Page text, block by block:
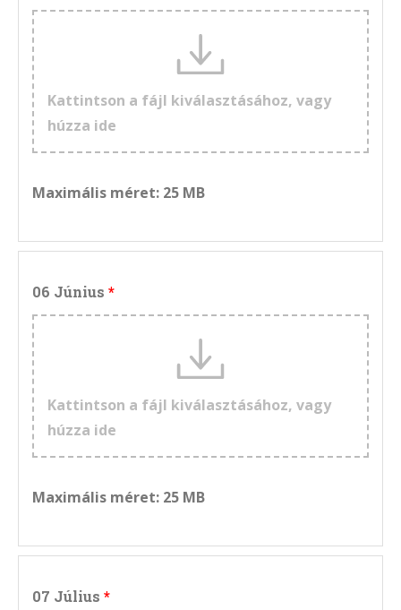
Kattintson a fájl kiválasztásához, vagy
húzza ide
Maximális méret: 25 MB
06 Június
Kattintson a fájl kiválasztásához, vagy
húzza ide
Maximális méret: 25 MB
07 Július